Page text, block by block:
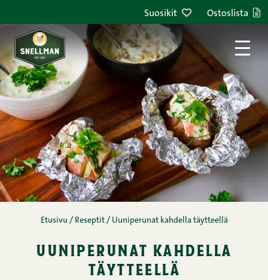
Suosikit Ostoslista
Etusivu / Reseptit / Uuniperunat kahdella täytteellä
uuniperunat kahdella
täytteellä